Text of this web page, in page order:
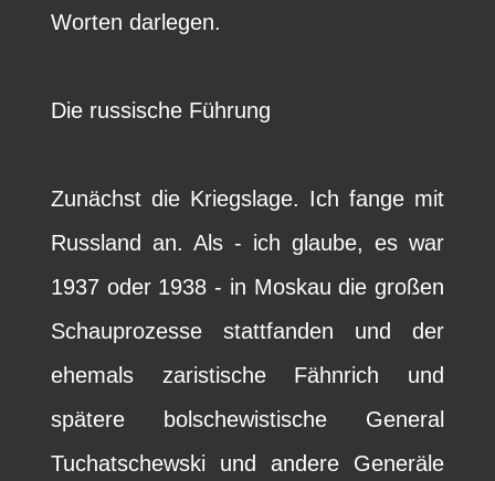
Worten darlegen.
Die russische Führung
Zunächst die Kriegslage. Ich fange mit
Russland an. Als - ich glaube, es war
1937 oder 1938 - in Moskau die großen
Schauprozesse stattfanden und der
ehemals zaristische Fähnrich und
spätere bolschewistische General
Tuchatschewski und andere Generäle